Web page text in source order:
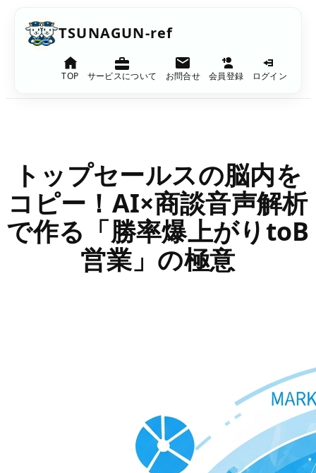
TSUNAGUN-ref
TOP サービスについて お問合せ 会員登録 ログイン
トップセールスの脳内を
コピー！AI×商談音声解析
で作る「勝率爆上がりtoB
営業」の極意